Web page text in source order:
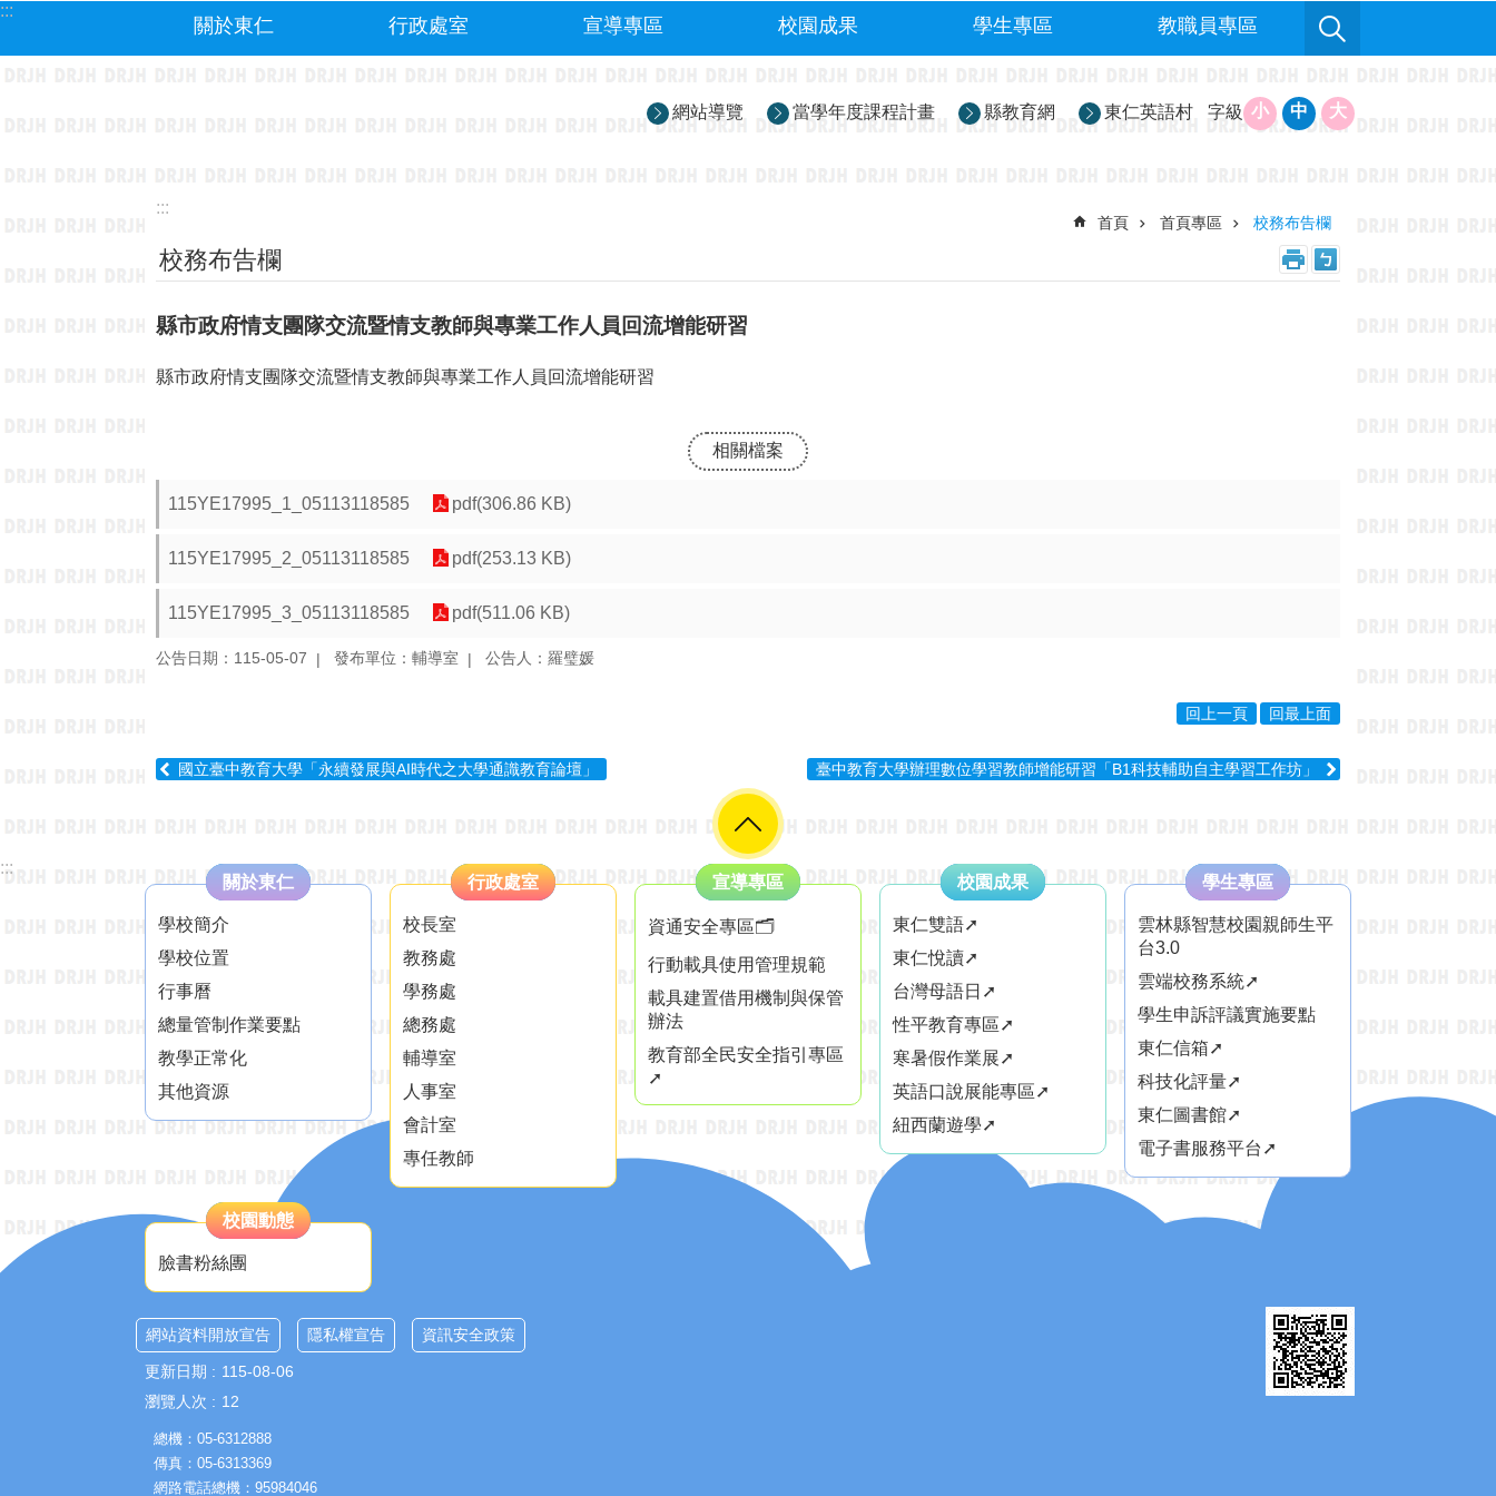
跳到主要內容區塊
:::
關於東仁 行政處室 宣導專區 校園成果 學生專區 教職員專區
網站導覽 當學年度課程計畫 縣教育網 東仁英語村 字級 小 中 大
:::
首頁 首頁專區 校務布告欄
校務布告欄
縣市政府情支團隊交流暨情支教師與專業工作人員回流增能研習
縣市政府情支團隊交流暨情支教師與專業工作人員回流增能研習
相關檔案
115YE17995_1_05113118585 pdf(306.86 KB)
115YE17995_2_05113118585 pdf(253.13 KB)
115YE17995_3_05113118585 pdf(511.06 KB)
公告日期：115-05-07 發布單位：輔導室 公告人：羅璧媛
回上一頁 回最上面
國立臺中教育大學「永續發展與AI時代之大學通識教育論壇」 臺中教育大學辦理數位學習教師增能研習「B1科技輔助自主學習工作坊」
:::
關於東仁
學校簡介
學校位置
行事曆
總量管制作業要點
教學正常化
其他資源
行政處室
校長室
教務處
學務處
總務處
輔導室
人事室
會計室
專任教師
宣導專區
資通安全專區🗂️
行動載具使用管理規範
載具建置借用機制與保管
辦法
教育部全民安全指引專區
➚
校園成果
東仁雙語➚
東仁悅讀➚
台灣母語日➚
性平教育專區➚
寒暑假作業展➚
英語口說展能專區➚
紐西蘭遊學➚
學生專區
雲林縣智慧校園親師生平
台3.0
雲端校務系統➚
學生申訴評議實施要點
東仁信箱➚
科技化評量➚
東仁圖書館➚
電子書服務平台➚
校園動態
臉書粉絲團
網站資料開放宣告 隱私權宣告 資訊安全政策
更新日期
115-08-06
瀏覽人次
12
總機：05-6312888
傳真：05-6313369
網路電話總機：95984046